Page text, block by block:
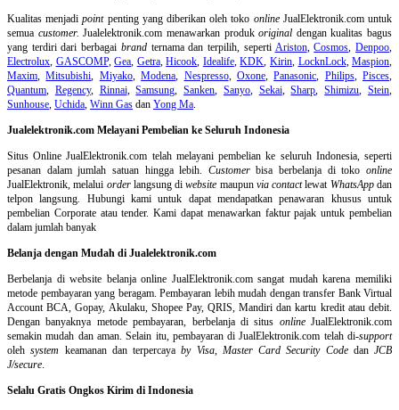
Kualitas menjadipointpenting yang diberikan oleh toko onlineJualElektronik.com untuk
semua customer. Jualelektronik.com menawarkan produkoriginal dengan kualitas bagus
yang terdiri dari berbagai brandternama dan terpilih, seperti Ariston,Cosmos,Denpoo,
Electrolux, GASCOMP,Gea, Getra,Hicook, Idealife,KDK, Kirin, LocknLock,Maspion,
Maxim,Mitsubishi, Miyako,Modena, Nespresso, Oxone,Panasonic, Philips, Pisces,
Quantum, Regency, Rinnai,Samsung,Sanken, Sanyo, Sekai,Sharp,Shimizu,Stein,
Sunhouse, Uchida, Winn Gas dan Yong Ma.
Jualelektronik.com Melayani Pembelian ke Seluruh Indonesia
Situs Online JualElektronik.com telah melayani pembelian ke seluruh Indonesia, seperti
pesanan dalam jumlah satuan hingga lebih. Customerbisa berbelanja di tokoonline
JualElektronik, melalui orderlangsung diwebsite maupun via contactlewat WhatsAppdan
telpon langsung. Hubungi kami untuk dapat mendapatkan penawaran khusus untuk
pembelian Corporate atau tender. Kami dapat menawarkan faktur pajak untuk pembelian
dalam jumlah banyak
Belanja dengan Mudah di Jualelektronik.com
Berbelanja diwebsite belanja online JualElektronik.com sangat mudah karena memiliki
metode pembayaran yang beragam. Pembayaran lebih mudah dengan transfer Bank Virtual
Account BCA, Gopay, Akulaku, Shopee Pay, QRIS, Mandiri dan kartu kredit atau debit.
Dengan banyaknya metode pembayaran, berbelanja di situs onlineJualElektronik.com
semakin mudah dan aman. Selain itu, pembayaran di JualElektronik.com telah di-support
olehsystem keamanan dan terpercayaby Visa, Master Card Security Codedan JCB
J/secure.
Selalu Gratis Ongkos Kirim di Indonesia